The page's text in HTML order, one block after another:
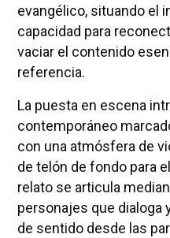
evangélico, situando el
capacidad para
vaciar el contenido
referencia.
La puesta en escena
contemporáneo
con una atmósfera de
de telón de fondo para
relato se articula
personajes que dialoga
de sentido desde las